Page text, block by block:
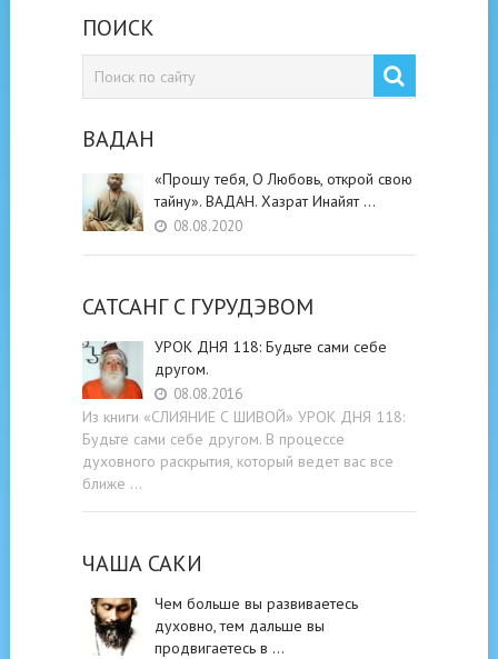
ПОИСК
ВАДАН
«Прошу тебя, О Любовь, открой свою
тайну». ВАДАН. Хазрат Инайят …
08.08.2020
САТСАНГ C ГУРУДЭВОМ
УРОК ДНЯ 118: Будьте cами cебе
другом.
08.08.2016
Из книги «СЛИЯНИЕ С ШИВОЙ» УРОК ДНЯ 118:
Будьте cами cебе другом. В процессе
духовного раскрытия, который ведет вас все
ближе …
ЧАША САКИ
Чем больше вы развиваетесь
духовно, тем дальше вы
продвигаетесь в …